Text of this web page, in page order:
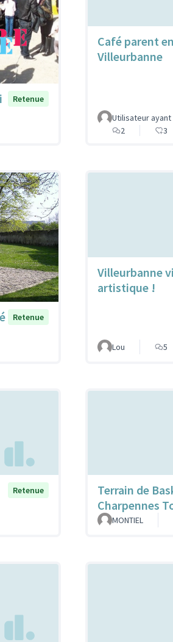
Retenue
Café parent
Villeurbanne
Utilisateur
2
3
Retenue
Villeurbanne
artistique !
Lou 5
Retenue
Terrain de
Charpennes
MONTIEL